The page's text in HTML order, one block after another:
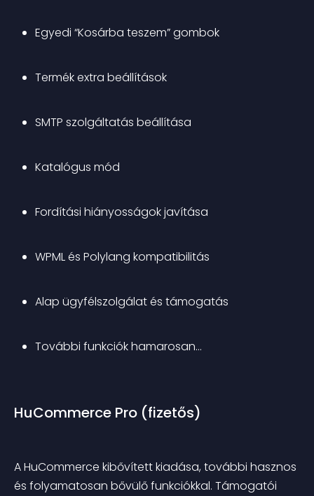
Egyedi “Kosárba teszem” gombok
Termék extra beállítások
SMTP szolgáltatás beállítása
Katalógus mód
Fordítási hiányosságok javítása
WPML és Polylang kompatibilitás
Alap ügyfélszolgálat és támogatás
További funkciók hamarosan…
HuCommerce Pro (fizetős)
A HuCommerce kibővített kiadása, további hasznos
és folyamatosan bővülő funkciókkal. Támogatói